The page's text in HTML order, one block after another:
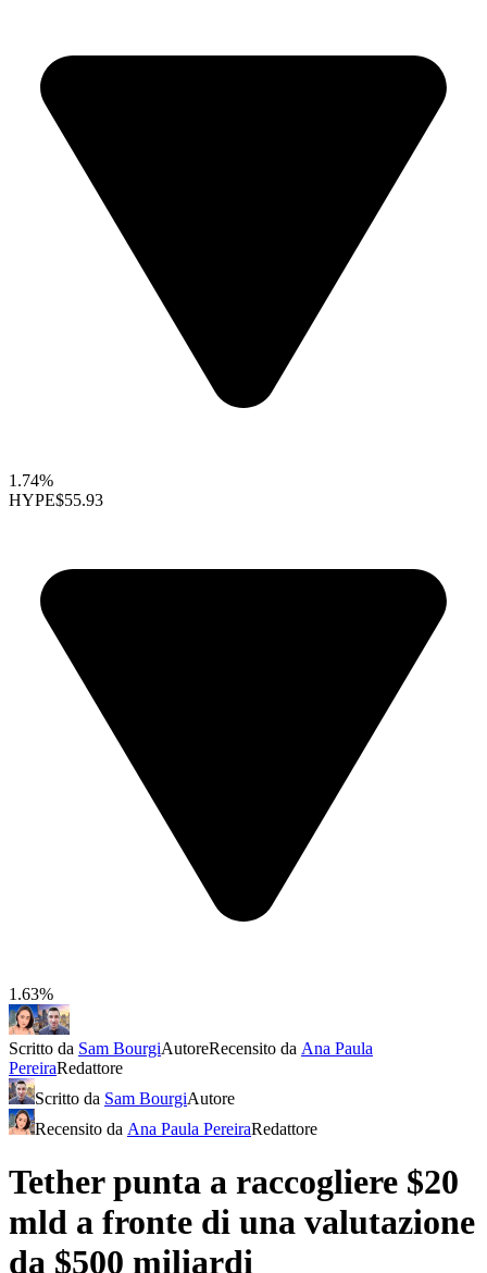
1.74%
HYPE$55.93
1.63%
Scritto da Sam BourgiAutoreRecensito da Ana Paula
PereiraRedattore
Scritto da Sam BourgiAutore
Recensito da Ana Paula PereiraRedattore
Tether punta a raccogliere $20
mld a fronte di una valutazione
da $500 miliardi